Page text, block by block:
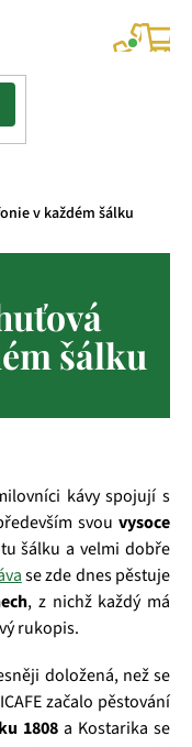
v každém šálku
šálku
kávy spojují s
svou vysoce
šálku a velmi dobře
se zde dnes pěstuje
, z nichž každý má
rukopis.
doložená, než se
začalo pěstování
1808 a Kostarika se